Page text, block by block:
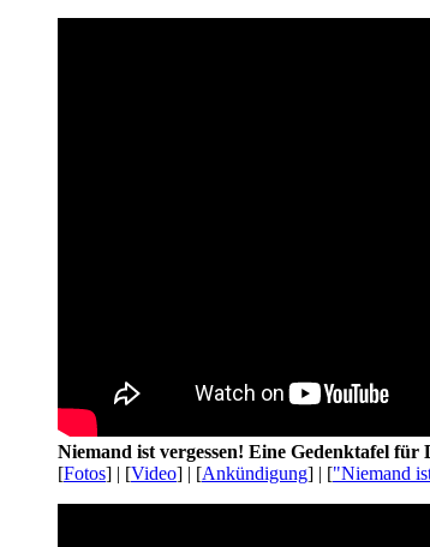
Niemand ist vergessen! Eine Gedenktafel für
[Fotos] | [Video] | [Ankündigung] | ["Niemand